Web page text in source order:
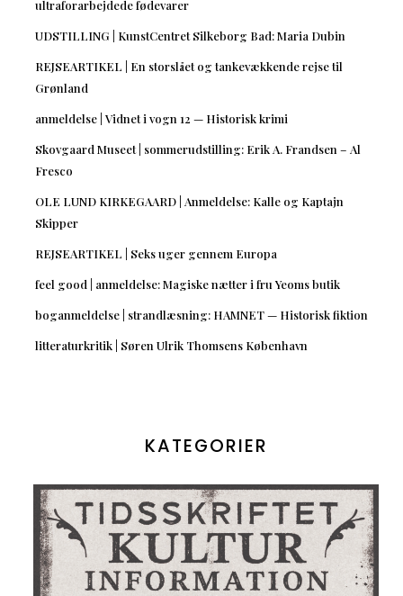
ultraforarbejdede fødevarer
UDSTILLING | KunstCentret Silkeborg Bad: Maria Dubin
REJSEARTIKEL | En storslået og tankevækkende rejse til
Grønland
anmeldelse | Vidnet i vogn 12 — Historisk krimi
Skovgaard Museet | sommerudstilling: Erik A. Frandsen – Al
Fresco
OLE LUND KIRKEGAARD | Anmeldelse: Kalle og Kaptajn
Skipper
REJSEARTIKEL | Seks uger gennem Europa
feel good | anmeldelse: Magiske nætter i fru Yeoms butik
boganmeldelse | strandlæsning: HAMNET — Historisk fiktion
litteraturkritik | Søren Ulrik Thomsens København
KATEGORIER